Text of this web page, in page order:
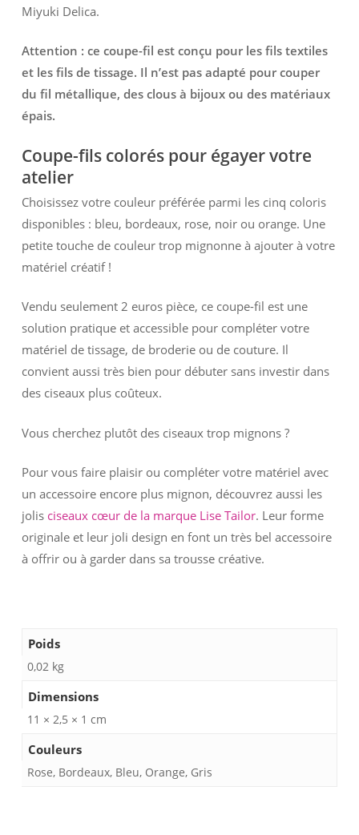
Miyuki Delica.
Attention : ce coupe-fil est conçu pour les fils textiles
et les fils de tissage. Il n’est pas adapté pour couper
du fil métallique, des clous à bijoux ou des matériaux
épais.
Coupe-fils colorés pour égayer votre
atelier
Choisissez votre couleur préférée parmi les cinq coloris
disponibles : bleu, bordeaux, rose, noir ou orange. Une
petite touche de couleur trop mignonne à ajouter à votre
matériel créatif !
Vendu seulement 2 euros pièce, ce coupe-fil est une
solution pratique et accessible pour compléter votre
matériel de tissage, de broderie ou de couture. Il
convient aussi très bien pour débuter sans investir dans
des ciseaux plus coûteux.
Vous cherchez plutôt des ciseaux trop mignons ?
Pour vous faire plaisir ou compléter votre matériel avec
un accessoire encore plus mignon, découvrez aussi les
jolis ciseaux cœur de la marque Lise Tailor. Leur forme
originale et leur joli design en font un très bel accessoire
à offrir ou à garder dans sa trousse créative.
Poids
0,02 kg
Dimensions
11 × 2,5 × 1 cm
Couleurs
Rose, Bordeaux, Bleu, Orange, Gris